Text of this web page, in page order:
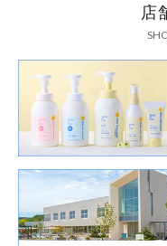
店